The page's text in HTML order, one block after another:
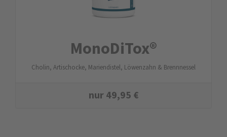
MonoDiTox®
Cholin, Artischocke, Mariendistel, Löwenzahn & Brennnessel
nur49,95 €